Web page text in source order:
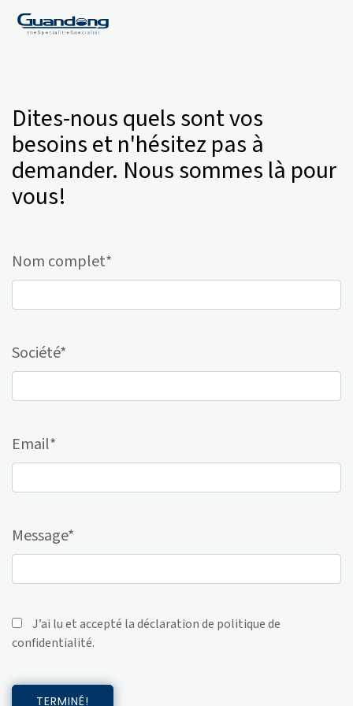
Dites-nous quels sont vos
besoins et n'hésitez pas à
demander. Nous sommes là pour
vous!
Nom complet*
Société*
Email*
Message*
J’ai lu et accepté la déclaration de politique de
confidentialité.